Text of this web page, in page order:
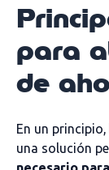
para
de
En un
una solución